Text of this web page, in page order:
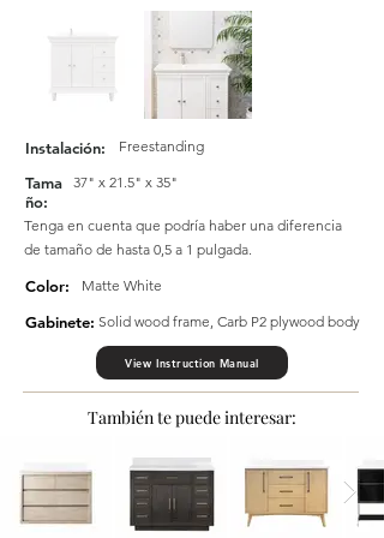
Instalación: Freestanding
Tama
ño:
37" x 21.5" x 35"
Tenga en cuenta que podría haber una diferencia
de tamaño de hasta 0,5 a 1 pulgada.
Color: Matte White
Gabinete: Solid wood frame, Carb P2 plywood body
View Instruction Manual
También te puede interesar: